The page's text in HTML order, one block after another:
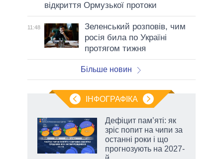
відкриття Ормузької протоки
11:48
Зеленський розповів, чим
росія била по Україні
протягом тижня
Більше новин
ІНФОГРАФІКА
Дефіцит пам’яті: як
зріс попит на чипи за
останні роки і що
прогнозують на 2027-